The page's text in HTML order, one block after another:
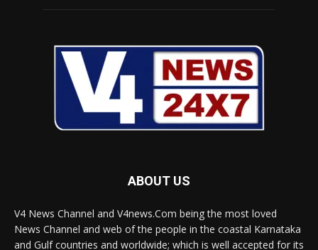
ABOUT US
V4 News Channel and V4news.Com being the most loved
News Channel and web of the people in the coastal Karnataka
and Gulf countries and worldwide; which is well accepted for its